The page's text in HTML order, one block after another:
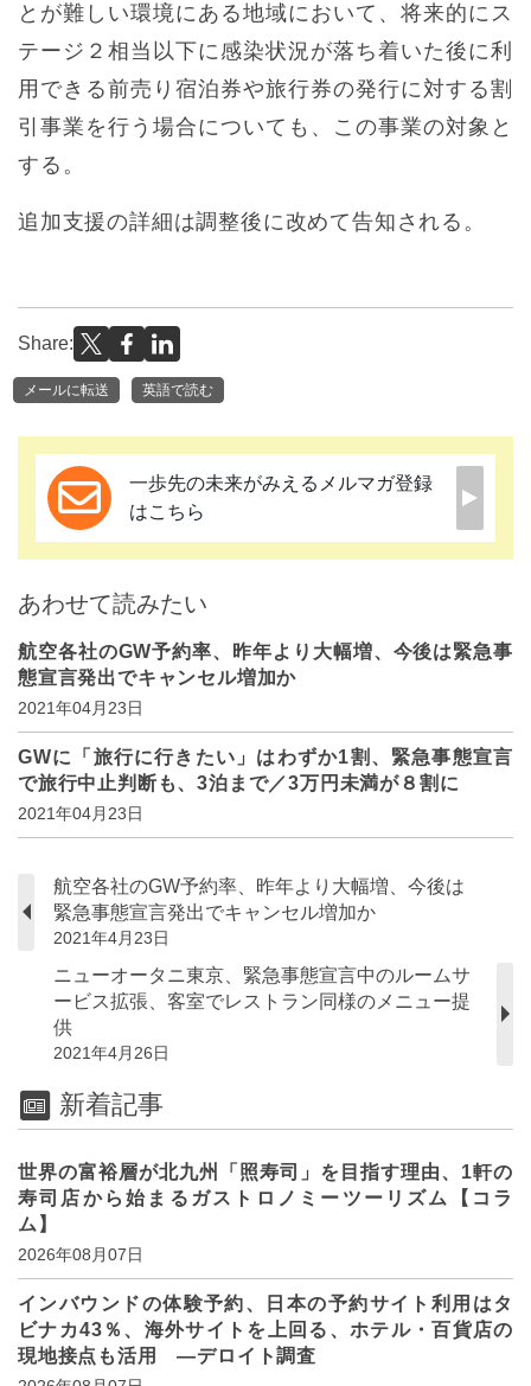
とが難しい環境にある地域において、将来的にス
テージ２相当以下に感染状況が落ち着いた後に利
用できる前売り宿泊券や旅行券の発行に対する割
引事業を行う場合についても、この事業の対象と
する。
追加支援の詳細は調整後に改めて告知される。
Share:
メールに転送 英語で読む
一歩先の未来がみえるメルマガ登録
はこちら
あわせて読みたい
航空各社のGW予約率、昨年より大幅増、今後は緊急事
態宣言発出でキャンセル増加か
2021年04月23日
GWに「旅行に行きたい」はわずか1割、緊急事態宣言
で旅行中止判断も、3泊まで／3万円未満が８割に
2021年04月23日
航空各社のGW予約率、昨年より大幅増、今後は
緊急事態宣言発出でキャンセル増加か
2021年4月23日
ニューオータニ東京、緊急事態宣言中のルームサ
ービス拡張、客室でレストラン同様のメニュー提
供
2021年4月26日
新着記事
世界の富裕層が北九州「照寿司」を目指す理由、1軒の
寿司店から始まるガストロノミーツーリズム【コラ
ム】
2026年08月07日
インバウンドの体験予約、日本の予約サイト利用はタ
ビナカ43％、海外サイトを上回る、ホテル・百貨店の
現地接点も活用 ―デロイト調査